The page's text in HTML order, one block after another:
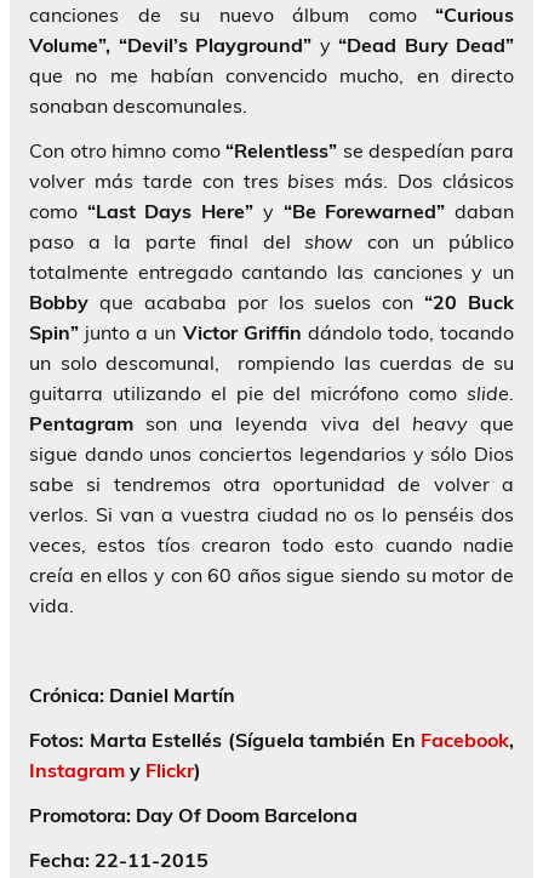
canciones de su nuevo álbum como “Curious
Volume”, “Devil’s Playground” y “Dead Bury Dead”
que no me habían convencido mucho, en directo
sonaban descomunales.
Con otro himno como“Relentless” se despedían para
volver más tarde con tres bises más. Dos clásicos
como “Last Days Here” y “Be Forewarned” daban
paso a la parte final delshow con un público
totalmente entregado cantando las canciones y un
Bobby que acababa por los suelos con“20 Buck
Spin” junto a un Victor Griffin dándolo todo, tocando
un solo descomunal, rompiendo las cuerdas de su
guitarra utilizando el pie del micrófono como slide
Pentagram son una leyenda viva del heavyque
sigue dando unos conciertos legendarios y sólo Dios
sabe si tendremos otra oportunidad de volver a
verlos. Si van a vuestra ciudad no os lo penséis dos
veces, estos tíos crearon todo esto cuando nadie
creía en ellos y con 60 años sigue siendo su motor de
vida.
Crónica: Daniel Martín
Fotos: Marta Estellés (Síguela también En Facebook,
Instagram y Flickr)
Promotora: Day Of Doom Barcelona
Fecha: 22-11-2015